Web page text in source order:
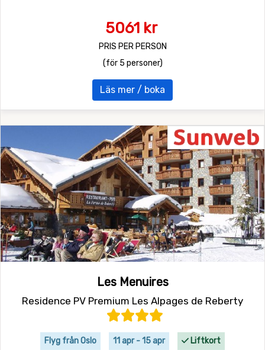
5061 kr
PRIS PER PERSON
(för 5 personer)
Läs mer / boka
Les Menuires
Residence PV Premium Les Alpages de Reberty
Flyg från Oslo 11 apr - 15 apr Liftkort